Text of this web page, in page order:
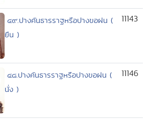
๔๙.ปางคันธารราฐหรือปางขอฝน (
ยืน )
11143
๔๘.ปางคันธารราฐหรือปางขอฝน (
นั่ง )
11146